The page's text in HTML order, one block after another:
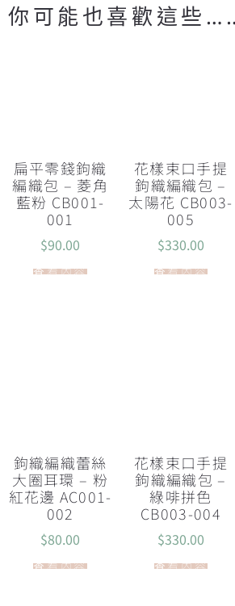
你可能也喜歡這些
扁平零錢鉤織
編織包 – 菱角
藍粉 CB001-
001
$90.00
查看內容
花樣束口手提
鉤織編織包 –
太陽花 CB003-
005
$330.00
查看內容
鉤織編織蕾絲
大圈耳環 – 粉
紅花邊 AC001-
002
$80.00
查看內容
花樣束口手提
鉤織編織包 –
綠啡拼色
CB003-004
$330.00
查看內容